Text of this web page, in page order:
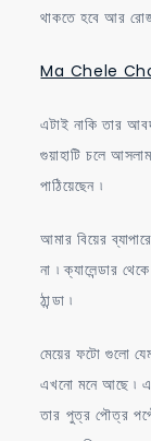
থাকতে হবে আর রোজ
Ma Chele Choti
এটাই নাকি তার
গুয়াহাটি চলে
পাঠিয়েছেন ৷
আমার বিয়ের
না ৷ ক্যালেন্ডার
ঠান্ডা ৷
মেয়ের ফটো গুলো
এখনো মনে আছে ৷
তার পুত্র পৌত্র